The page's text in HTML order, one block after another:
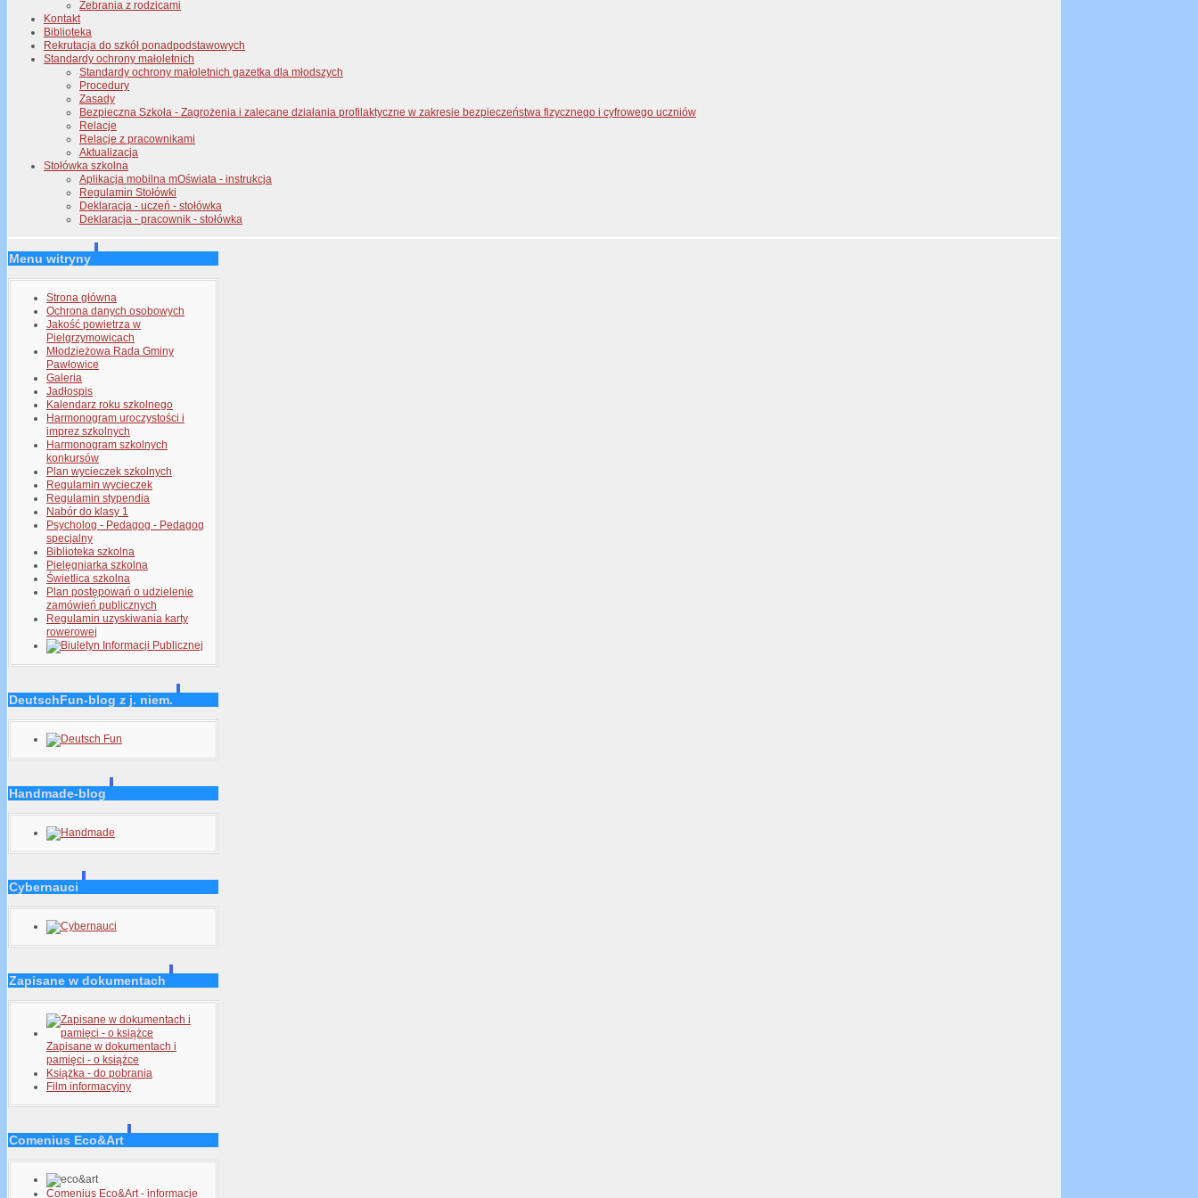
Zebrania z rodzicami
Kontakt
Biblioteka
Rekrutacja do szkół ponadpodstawowych
Standardy ochrony małoletnich
Standardy ochrony małoletnich gazetka dla młodszych
Procedury
Zasady
Bezpieczna Szkoła - Zagrożenia i zalecane działania profilaktyczne w zakresie bezpieczeństwa fizycznego i cyfrowego uczniów
Relacje
Relacje z pracownikami
Aktualizacja
Stołówka szkolna
Aplikacja mobilna mOświata - instrukcja
Regulamin Stołówki
Deklaracja - uczeń - stołówka
Deklaracja - pracownik - stołówka
Menu witryny
Strona główna
Ochrona danych osobowych
Jakość powietrza w
Pielgrzymowicach
Młodzieżowa Rada Gminy
Pawłowice
Galeria
Jadłospis
Kalendarz roku szkolnego
Harmonogram uroczystości i
imprez szkolnych
Harmonogram szkolnych
konkursów
Plan wycieczek szkolnych
Regulamin wycieczek
Regulamin stypendia
Nabór do klasy 1
Psycholog - Pedagog - Pedagog
specjalny
Biblioteka szkolna
Pielęgniarka szkolna
Świetlica szkolna
Plan postępowań o udzielenie
zamówień publicznych
Regulamin uzyskiwania karty
rowerowej
DeutschFun-blog z j. niem.
Handmade-blog
Cybernauci
Zapisane w dokumentach
Zapisane w dokumentach i
pamięci - o książce
Książka - do pobrania
Film informacyjny
Comenius Eco&Art
Comenius Eco&Art - informacje